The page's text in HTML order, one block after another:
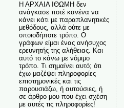
Η ΑΡΧΑΙΑ ΙΘΩΜΗ δεν
ανάγκασε ποτέ κανένα να
κάνει κάτι με παραπλανητικές
μεθόδους, αλλά ούτε με
οποιοδήποτε τρόπο. Ο
γράφων είμαι ένας ανήσυχος
ερευνητής της αλήθειας. Και
αυτό το κάνω με νόμιμο
τρόπο. Τι σημαίνει αυτό; ότι
έχω μαζέψει πληροφορίες
επιστημονικές και τις
παρουσιάζω, ή αυτούσιες, ή
σε άρθρο μου που έχει σχέση
με αυτές τις πληροφορίες!